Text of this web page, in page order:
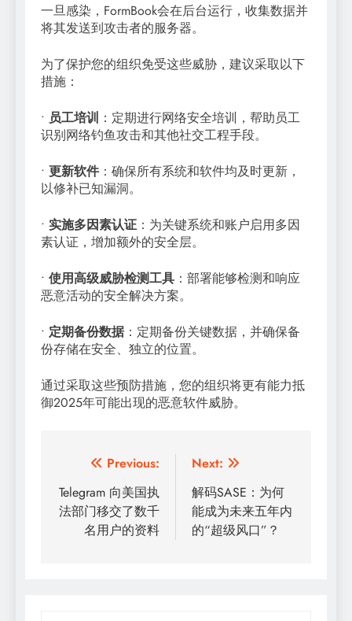
一旦感染，FormBook会在后台运行，收集数据并
将其发送到攻击者的服务器。
为了保护您的组织免受这些威胁，建议采取以下
措施：
• 员工培训 ：定期进行网络安全培训，帮助员工
识别网络钓鱼攻击和其他社交工程手段。
• 更新软件：确保所有系统和软件均及时更新，
以修补已知漏洞。
• 实施多因素认证：为关键系统和账户启用多因
素认证，增加额外的安全层。
• 使用高级威胁检测工具 ：部署能够检测和响应
恶意活动的安全解决方案。
• 定期备份数据：定期备份关键数据，并确保备
份存储在安全、独立的位置。
通过采取这些预防措施，您的组织将更有能力抵
御2025年可能出现的恶意软件威胁。
章
导
Previous:
Telegram 向美国执
法部门移交了数千
名用户的资料
Next:
解码SASE：为何
能成为未来五年内
的“超级风口”？